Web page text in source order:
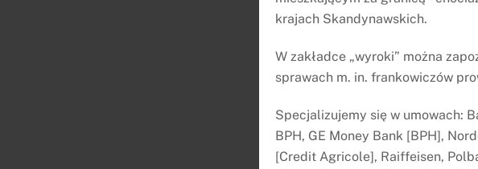
krajach Skandynawskich.
W zakładce „wyroki” można
sprawach m. in. frankowiczów
Specjalizujemy się w umowach:
BPH, GE Money Bank [BPH],
[Credit Agricole], Raiffeisen,